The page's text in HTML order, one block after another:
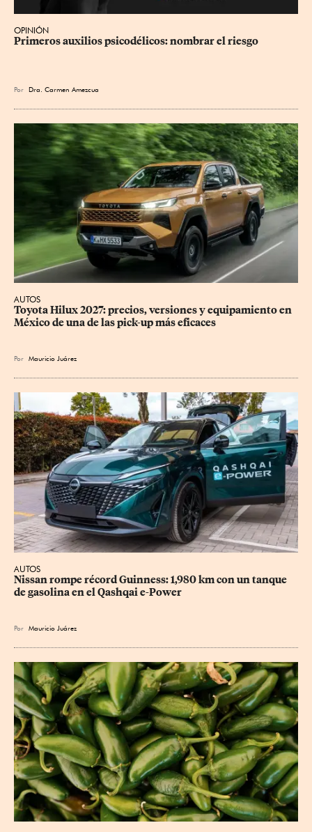
OPINIÓN
Primeros auxilios psicodélicos: nombrar el riesgo
Por Dra. Carmen Amezcua
AUTOS
Toyota Hilux 2027: precios, versiones y equipamiento en
México de una de las pick-up más eficaces
Por Mauricio Juárez
AUTOS
Nissan rompe récord Guinness: 1,980 km con un tanque
de gasolina en el Qashqai e-Power
Por Mauricio Juárez